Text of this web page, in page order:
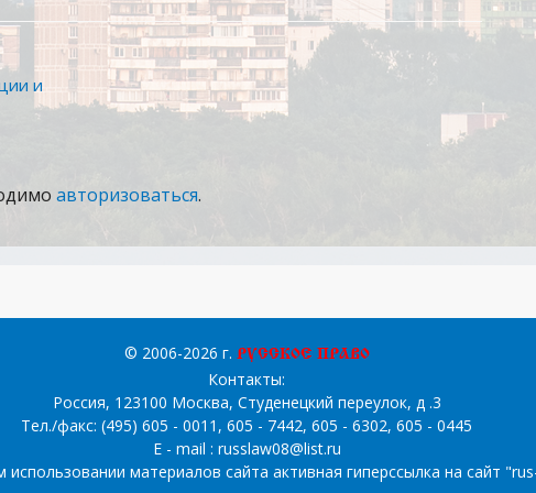
и
авторизоваться.
© 2006-2026 г. “РУССКОЕ ПРАВО”
Контакты:
Россия, 123100 Москва, Студенецкий переулок, д .3
Тел./факс: (495) 605 - 0011, 605 - 7442, 605 - 6302, 605 - 0445
E - mail : russlaw08@list.ru
материалов сайта активная гиперссылка на сайт "